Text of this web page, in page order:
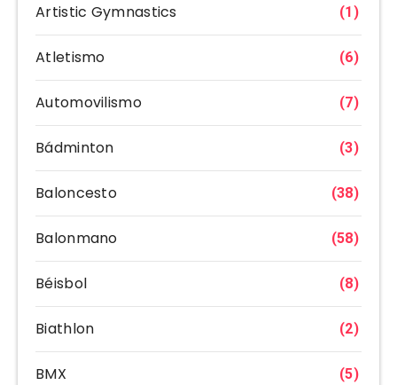
Artistic Gymnastics (1)
Atletismo (6)
Automovilismo (7)
Bádminton (3)
Baloncesto (38)
Balonmano (58)
Béisbol (8)
Biathlon (2)
BMX (5)